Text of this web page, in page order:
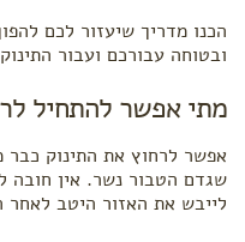
הכנו מדריך שיעזור לכם
ובטוחה עבורכם ועבור
מתי אפשר להתחיל
אפשר לרחוץ את התינוק כבר
שגדם הטבור נשר. אין חובה
לייבש את האזור היטב לאחר